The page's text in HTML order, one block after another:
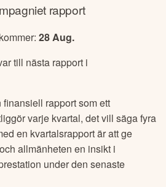
rapport
28 Aug.
till nästa rapport i
rapport som ett
varje kvartal, det vill säga fyra
en kvartalsrapport är att ge
allmänheten en insikt i
under den senaste